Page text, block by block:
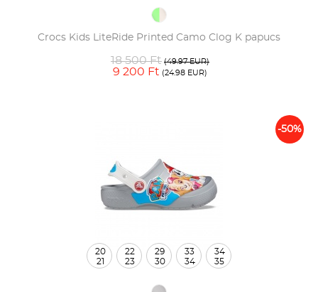
Crocs Kids LiteRide Printed Camo Clog K papucs
18 500 Ft (49.97 EUR)
9 200 Ft (24.98 EUR)
-50%
20
21
22
23
29
30
33
34
34
35